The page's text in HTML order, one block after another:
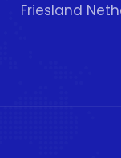
Friesland